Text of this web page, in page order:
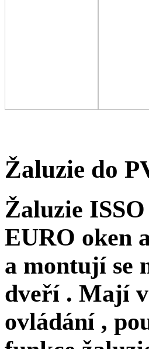
Žaluzie do
Žaluzie
EURO oken
a montují se
dveří . Mají
ovládání ,